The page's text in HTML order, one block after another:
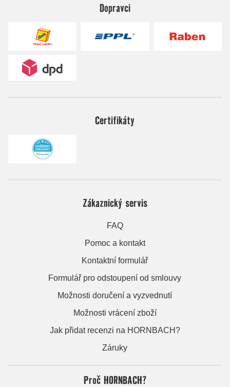
Dopravci
Certifikáty
Zákaznický servis
FAQ
Pomoc a kontakt
Kontaktní formulář
Formulář pro odstoupení od smlouvy
Možnosti doručení a vyzvednutí
Možnosti vrácení zboží
Jak přidat recenzi na HORNBACH?
Záruky
Proč HORNBACH?